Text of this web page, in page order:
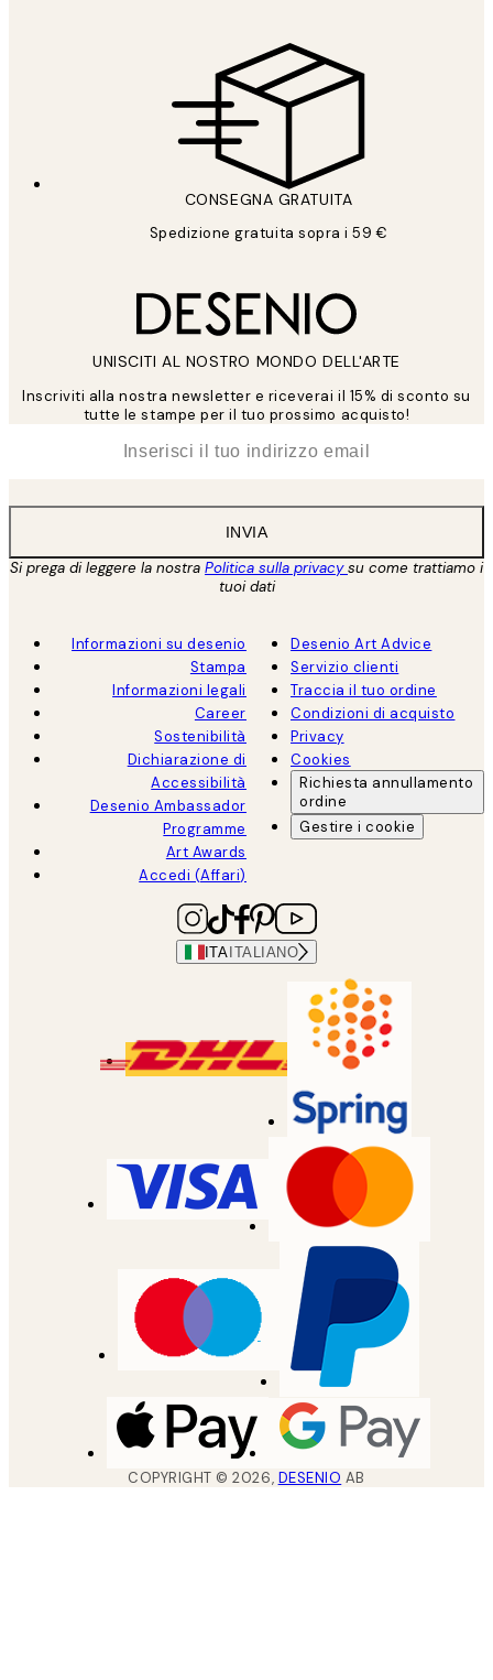
CONSEGNA GRATUITA
Spedizione gratuita sopra i 59 €
UNISCITI AL NOSTRO MONDO DELL'ARTE
Inscriviti alla nostra newsletter e riceverai il 15% di sconto su
tutte le stampe per il tuo prossimo acquisto!
INVIA
Si prega di leggere la nostra Politica sulla privacysu come trattiamo i
tuoi dati
Informazioni su desenio
Stampa
Informazioni legali
Career
Sostenibilità
Dichiarazione di
Accessibilità
Desenio Ambassador
Programme
Art Awards
Accedi (Affari)
Desenio Art Advice
Servizio clienti
Traccia il tuo ordine
Condizioni di acquisto
Privacy
Cookies
Richiesta annullamento
ordine
Gestire i cookie
ITA ITALIANO
COPYRIGHT ©2026, DESENIO AB